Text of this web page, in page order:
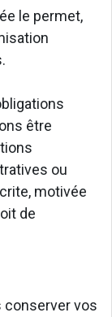
le permet,
être
ou
motivée
de
conserver vos